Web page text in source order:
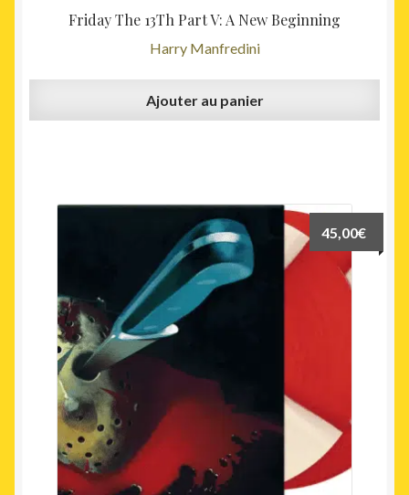
Friday The 13Th Part V: A New Beginning
Harry Manfredini
Ajouter au panier
45,00€